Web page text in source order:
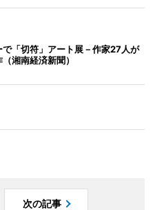
「切符」アート展－作家27人が
湘南経済新聞）
次の記事